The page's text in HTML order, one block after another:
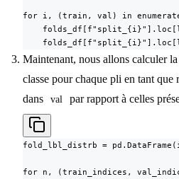
for i, (train, val) in
Maintenant, nous allons calculer
classe pour chaque pli en tant que
dans
val par rapport à celles
fold_lbl_distrb =
for n, (train_indices,